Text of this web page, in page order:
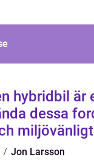
hybridbil är
dessa
Jon Larsson